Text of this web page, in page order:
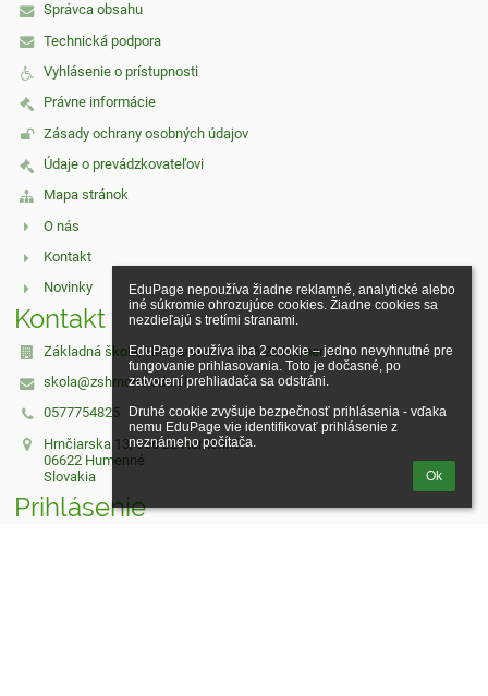
EduPage nepoužíva žiadne reklamné, analytické alebo
iné súkromie ohrozujúce cookies. Žiadne cookies sa
nezdieľajú s tretími stranami.
EduPage používa iba 2 cookie – jedno nevyhnutné pre
fungovanie prihlasovania. Toto je dočasné, po
zatvorení prehliadača sa odstráni.
Druhé cookie zvyšuje bezpečnosť prihlásenia - vďaka
nemu EduPage vie identifikovať prihlásenie z
neznámeho počítača.
Ok
Správca obsahu
Technická podpora
Vyhlásenie o prístupnosti
Právne informácie
Zásady ochrany osobných údajov
Údaje o prevádzkovateľovi
Mapa stránok
O nás
Kontakt
Novinky
Kontakt
Základná škola, Hrnčiarska 13, 066 22 Humenné
skola@zshrnche.edu.sk
0577754825
Hrnčiarska 13, 066 22 Humenné
06622 Humenné
Slovakia
Prihlásenie